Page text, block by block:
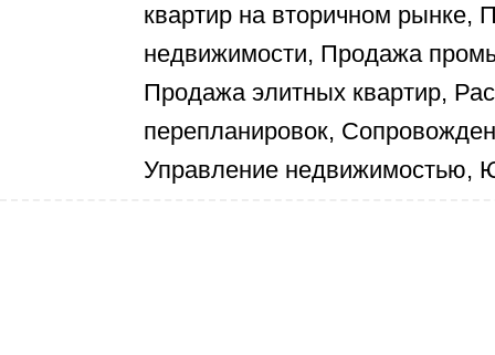
квартир на вторичном рынке,
недвижимости, Продажа
Продажа элитных квартир,
перепланировок,
Управление недвижимостью,